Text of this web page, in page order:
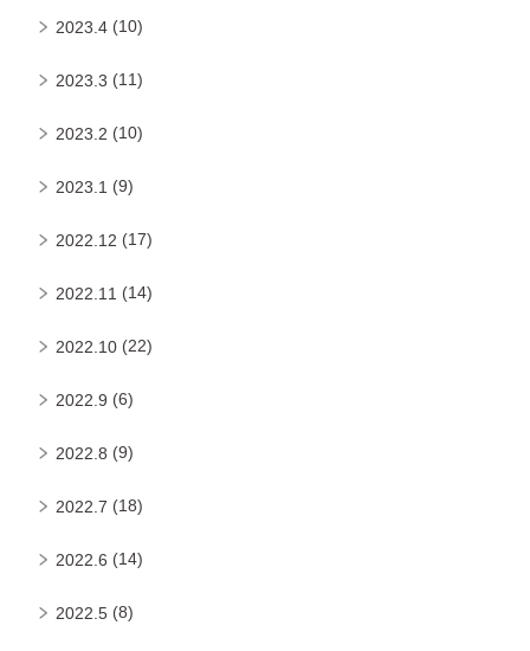
2023.4 (10)
2023.3 (11)
2023.2 (10)
2023.1 (9)
2022.12 (17)
2022.11 (14)
2022.10 (22)
2022.9 (6)
2022.8 (9)
2022.7 (18)
2022.6 (14)
2022.5 (8)